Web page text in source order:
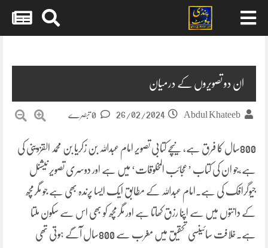
ان دو تصویروں کے درمیان
Abdul Khateeb
26/02/2024
800سال کا فرق ہے، نیچے کتابی تصویر امام عبداللہ بن زکریا بن محمد القزوینی کی
ہے،جو ان کی کتاب ’عجائب المخلوقات‘ میں ہے اور دوسری تصویر نیشنل
جیوگرافک کی ہے۔امام عبداللہ کے مطابق ایک ایسا پرندہ بھی ہے جو مگرمچھ
کے دانتوں میں سے اپنا رزق کھاتا ہے اور مگرمچھ کو بھی اس سے سکون ملتا
ہے۔خلافت سائینسی تحقیق میں مغرب سے 800سال آگے ہوتی تھی